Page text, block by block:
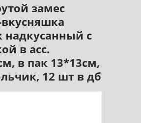
замес
надкусанный с
в асс.
в пак 13*13см,
12 шт в дб